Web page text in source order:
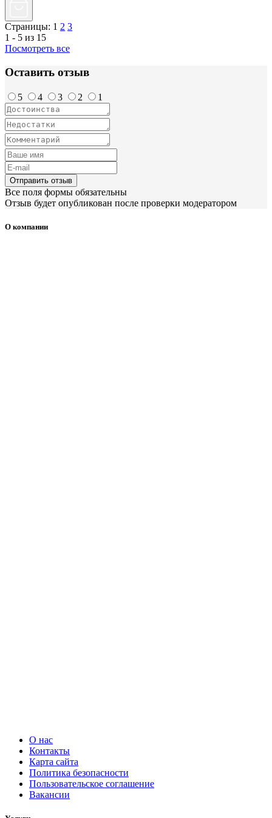
Страницы: 1 2 3
1 - 5 из 15
Посмотреть все
Оставить отзыв
5 4 3 2 1
Отправить отзыв
Все поля формы обязательны
Отзыв будет опубликован после проверки модератором
О компании
О нас
Контакты
Карта сайта
Политика безопасности
Пользовательское соглашение
Вакансии